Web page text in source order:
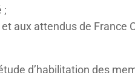
;
aux attendus de
d’habilitation des